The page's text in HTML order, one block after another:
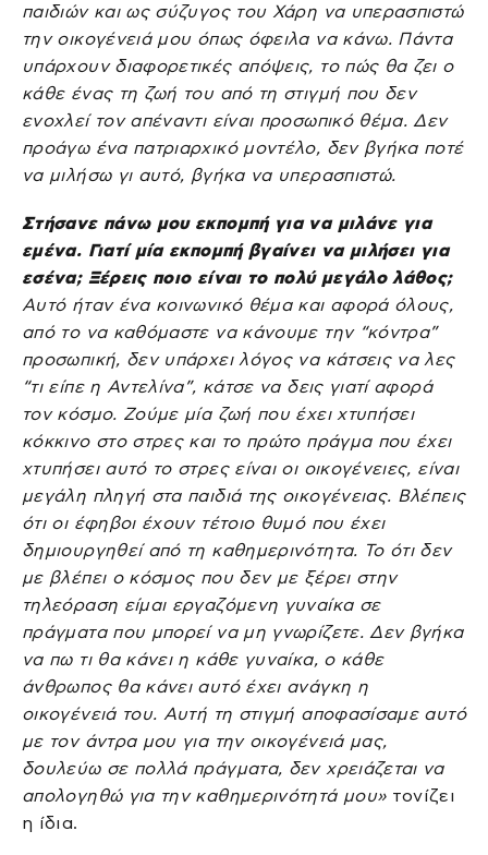
παιδιών και ως σύζυγος του Χάρη να υπερασπιστώ
την οικογένειά μου όπως όφειλα να κάνω. Πάντα
υπάρχουν διαφορετικές απόψεις, το πώς θα ζει ο
κάθε ένας τη ζωή του από τη στιγμή που δεν
ενοχλεί τον απέναντι είναι προσωπικό θέμα. Δεν
προάγω ένα πατριαρχικό μοντέλο, δεν βγήκα ποτέ
να μιλήσω γι αυτό, βγήκα να υπερασπιστώ.
Στήσανε πάνω μου εκπομπή για να μιλάνε για
εμένα. Γιατί μία εκπομπή βγαίνει να μιλήσει για
εσένα; Ξέρεις ποιο είναι το πολύ μεγάλο λάθος;
Αυτό ήταν ένα κοινωνικό θέμα και αφορά όλους,
από το να καθόμαστε να κάνουμε την “κόντρα”
προσωπική, δεν υπάρχει λόγος να κάτσεις να λες
“τι είπε η Αντελίνα”, κάτσε να δεις γιατί αφορά
τον κόσμο. Ζούμε μία ζωή που έχει χτυπήσει
κόκκινο στο στρες και το πρώτο πράγμα που έχει
χτυπήσει αυτό το στρες είναι οι οικογένειες, είναι
μεγάλη πληγή στα παιδιά της οικογένειας. Βλέπεις
ότι οι έφηβοι έχουν τέτοιο θυμό που έχει
δημιουργηθεί από τη καθημερινότητα. Το ότι δεν
με βλέπει ο κόσμος που δεν με ξέρει στην
τηλεόραση είμαι εργαζόμενη γυναίκα σε
πράγματα που μπορεί να μη γνωρίζετε. Δεν βγήκα
να πω τι θα κάνει η κάθε γυναίκα, ο κάθε
άνθρωπος θα κάνει αυτό έχει ανάγκη η
οικογένειά του. Αυτή τη στιγμή αποφασίσαμε αυτό
με τον άντρα μου για την οικογένειά μας,
δουλεύω σε πολλά πράγματα, δεν χρειάζεται να
απολογηθώ για την καθημερινότητά μου»τονίζει
η ίδια.